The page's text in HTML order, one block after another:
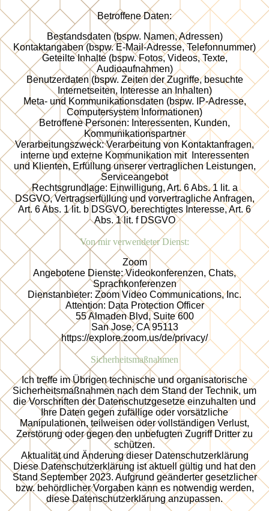
Betroffene Daten:
Bestandsdaten (bspw. Namen, Adressen)
Kontaktangaben (bspw. E-Mail-Adresse, Telefonnummer)
Geteilte Inhalte (bspw. Fotos, Videos, Texte,
Audioaufnahmen)
Benutzerdaten (bspw. Zeiten der Zugriffe, besuchte
Internetseiten, Interesse an Inhalten)
Meta- und Kommunikationsdaten (bspw. IP-Adresse,
Computersystem Informationen)
Betroffene Personen: Interessenten, Kunden,
Kommunikationspartner
Verarbeitungszweck: Verarbeitung von Kontaktanfragen,
interne und externe Kommunikation mit Interessenten
und Klienten, Erfüllung unserer vertraglichen Leistungen,
Serviceangebot
Rechtsgrundlage: Einwilligung, Art. 6 Abs. 1 lit. a
DSGVO, Vertragserfüllung und vorvertragliche Anfragen,
Art. 6 Abs. 1 lit. b DSGVO, berechtigtes Interesse, Art. 6
Abs. 1 lit. f DSGVO
Von mir verwendeter Dienst:
Zoom
Angebotene Dienste: Videokonferenzen, Chats,
Sprachkonferenzen
Dienstanbieter: Zoom Video Communications, Inc.
Attention: Data Protection Officer
55 Almaden Blvd, Suite 600
San Jose, CA 95113
https://explore.zoom.us/de/privacy/
Sicherheitsmaßnahmen
Ich treffe im Übrigen technische und organisatorische
Sicherheitsmaßnahmen nach dem Stand der Technik, um
die Vorschriften der Datenschutzgesetze einzuhalten und
Ihre Daten gegen zufällige oder vorsätzliche
Manipulationen, teilweisen oder vollständigen Verlust,
Zerstörung oder gegen den unbefugten Zugriff Dritter zu
schützen.
Aktualität und Änderung dieser Datenschutzerklärung
Diese Datenschutzerklärung ist aktuell gültig und hat den
Stand September 2023. Aufgrund geänderter gesetzlicher
bzw. behördlicher Vorgaben kann es notwendig werden,
diese Datenschutzerklärung anzupassen.